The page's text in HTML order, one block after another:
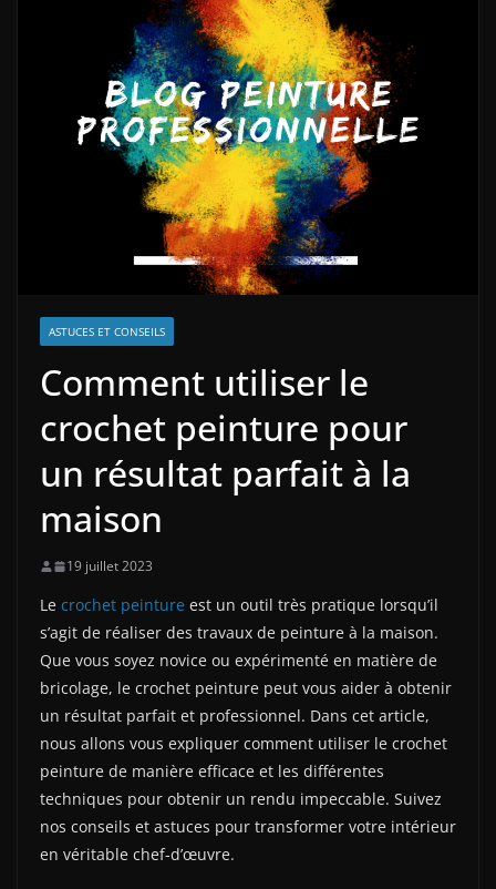
ASTUCES ET CONSEILS
Comment utiliser le
crochet peinture pour
un résultat parfait à la
maison
19 juillet 2023
Le crochet peinture est un outil très pratique lorsqu’il
s’agit de réaliser des travaux de peinture à la maison.
Que vous soyez novice ou expérimenté en matière de
bricolage, le crochet peinture peut vous aider à obtenir
un résultat parfait et professionnel. Dans cet article,
nous allons vous expliquer comment utiliser le crochet
peinture de manière efficace et les différentes
techniques pour obtenir un rendu impeccable. Suivez
nos conseils et astuces pour transformer votre intérieur
en véritable chef-d’œuvre.